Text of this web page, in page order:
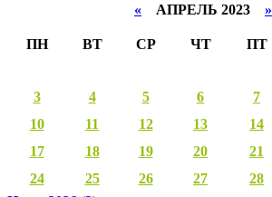
« АПРЕЛЬ 2023 »
ПН ВТ СР ЧТ ПТ
3
4 5 6 7
10
11 12 13 14
17
18 19 20 21
24
25 26 27 28